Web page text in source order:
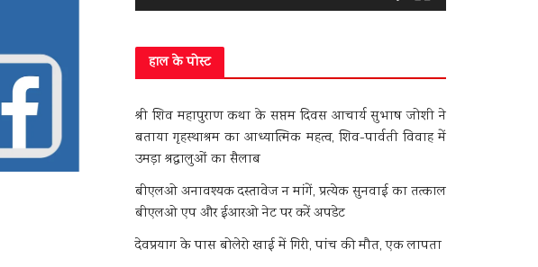
हाल के पोस्ट
श्री शिव महापुराण कथा के सप्तम दिवस आचार्य सुभाष जोशी ने
बताया गृहस्थाश्रम का आध्यात्मिक महत्व, शिव-पार्वती विवाह में
उमड़ा श्रद्धालुओं का सैलाब
बीएलओ अनावश्यक दस्तावेज न मांगें, प्रत्येक सुनवाई का तत्काल
बीएलओ एप और ईआरओ नेट पर करें अपडेट
देवप्रयाग के पास बोलेरो खाई में गिरी, पांच की मौत, एक लापता